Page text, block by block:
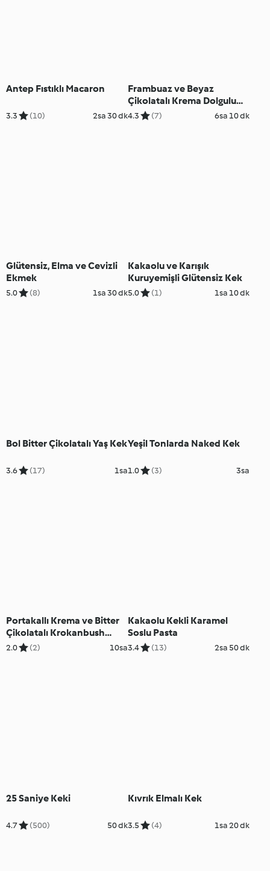
Antep Fıstıklı Macaron
3.3 (10) 2sa 30 dk
Frambuaz ve Beyaz
Çikolatalı Krema Dolgulu
Kıtır Puflar
4.3 (7) 6sa 10 dk
Glütensiz, Elma ve Cevizli
Ekmek
5.0 (8) 1sa 30 dk
Kakaolu ve Karışık
Kuruyemişli Glütensiz Kek
5.0 (1) 1sa 10 dk
Bol Bitter Çikolatalı Yaş Kek
3.6 (17) 1sa
Yeşil Tonlarda Naked Kek
1.0 (3) 3sa
Portakallı Krema ve Bitter
Çikolatalı Krokanbush
(Croquembouche)
2.0 (2) 10sa
Kakaolu Kekli Karamel
Soslu Pasta
3.4 (13) 2sa 50 dk
25 Saniye Keki
4.7 (500) 50 dk
Kıvrık Elmalı Kek
3.5 (4) 1sa 20 dk